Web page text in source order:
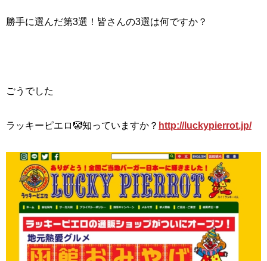
勝手に選んだ第3選！皆さんの3選は何ですか？
ごうでした
ラッキーピエロ🤡知っていますか？ http://luckypierrot.jp/